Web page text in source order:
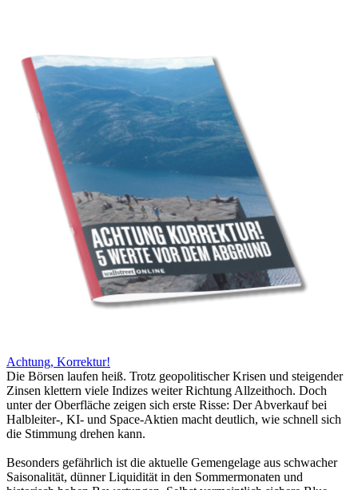
Achtung, Korrektur!
Die Börsen laufen heiß. Trotz geopolitischer Krisen und steigender
Zinsen klettern viele Indizes weiter Richtung Allzeithoch. Doch
unter der Oberfläche zeigen sich erste Risse: Der Abverkauf bei
Halbleiter-, KI- und Space-Aktien macht deutlich, wie schnell sich
die Stimmung drehen kann.
Besonders gefährlich ist die aktuelle Gemengelage aus schwacher
Saisonalität, dünner Liquidität in den Sommermonaten und